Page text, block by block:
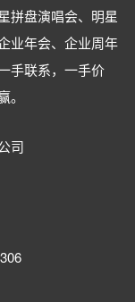
拼盘演唱会、明星
业年会、企业周年
手联系，一手价
司